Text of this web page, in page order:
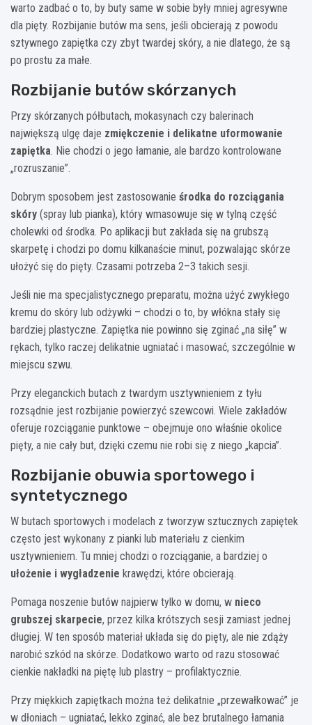
warto zadbać o to, by buty same w sobie były mniej agresywne
dla pięty. Rozbijanie butów ma sens, jeśli obcierają z powodu
sztywnego zapiętka czy zbyt twardej skóry, a nie dlatego, że są
po prostu za małe.
Rozbijanie butów skórzanych
Przy skórzanych półbutach, mokasynach czy balerinach
największą ulgę daje zmiękczenie i delikatne uformowanie
zapiętka. Nie chodzi o jego łamanie, ale bardzo kontrolowane
„rozruszanie”.
Dobrym sposobem jest zastosowanie środka do rozciągania
skóry (spray lub pianka), który wmasowuje się w tylną część
cholewki od środka. Po aplikacji but zakłada się na grubszą
skarpetę i chodzi po domu kilkanaście minut, pozwalając skórze
ułożyć się do pięty. Czasami potrzeba 2–3 takich sesji.
Jeśli nie ma specjalistycznego preparatu, można użyć zwykłego
kremu do skóry lub odżywki – chodzi o to, by włókna stały się
bardziej plastyczne. Zapiętka nie powinno się zginać „na siłę” w
rękach, tylko raczej delikatnie ugniatać i masować, szczególnie w
miejscu szwu.
Przy eleganckich butach z twardym usztywnieniem z tyłu
rozsądnie jest rozbijanie powierzyć szewcowi. Wiele zakładów
oferuje rozciąganie punktowe – obejmuje ono właśnie okolice
pięty, a nie cały but, dzięki czemu nie robi się z niego „kapcia”.
Rozbijanie obuwia sportowego i
syntetycznego
W butach sportowych i modelach z tworzyw sztucznych zapiętek
często jest wykonany z pianki lub materiału z cienkim
usztywnieniem. Tu mniej chodzi o rozciąganie, a bardziej o
ułożenie i wygładzenie krawędzi, które obcierają.
Pomaga noszenie butów najpierw tylko w domu, w nieco
grubszej skarpecie, przez kilka krótszych sesji zamiast jednej
długiej. W ten sposób materiał układa się do pięty, ale nie zdąży
narobić szkód na skórze. Dodatkowo warto od razu stosować
cienkie nakładki na piętę lub plastry – profilaktycznie.
Przy miękkich zapiętkach można też delikatnie „przewałkować” je
w dłoniach – ugniatać, lekko zginać, ale bez brutalnego łamania